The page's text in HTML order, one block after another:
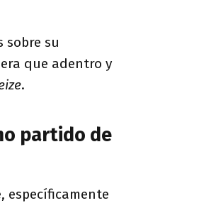
sobre su
que adentro y
.
partido de
específicamente